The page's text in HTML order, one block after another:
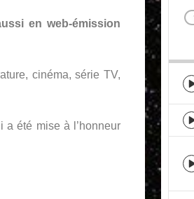
en web-émission
cinéma, série TV,
a été mise à l’honneur